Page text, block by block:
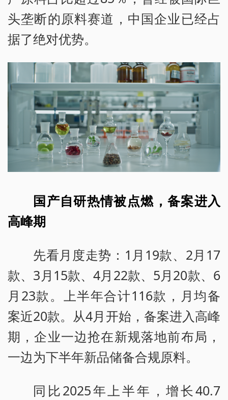
头垄断的原料赛道，中国企业已经占
据了绝对优势。
国产自研热情被点燃，备案进入
高峰期
先看月度走势：1月19款、2月17
款、3月15款、4月22款、5月20款、6
月23款。上半年合计116款，月均备
案近20款。从4月开始，备案进入高峰
期，企业一边抢在新规落地前布局，
一边为下半年新品储备合规原料。
同比2025年上半年，增长40.7